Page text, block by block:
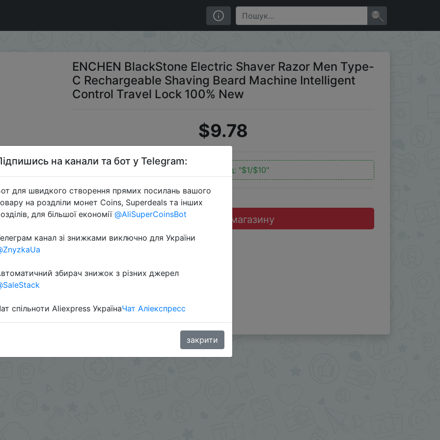
Razor Men Type-C Rechargeable Shaving Beard Machine Intelligent Control Travel Lock 100% New
ENCHEN BlackStone Electric Shaver Razor Men Type-
C Rechargeable Shaving Beard Machine Intelligent
Control Travel Lock 100% New
$9.78
Промокод: "$1/$10"
Перейти до магазину
%2B8jHVizJO6XY3M2Qy
на канали та бот у Telegram:
для швидкого створення прямих посилань вашого
на роздліли монет Coins, Superdeals та інших
для більшої економії @AliSuperCoinsBot
канал зі знижками виключно для України
збирач знижок з різних джерел
спільноти Aliexpress УкраїнаЧат Аліекспресс
закрити